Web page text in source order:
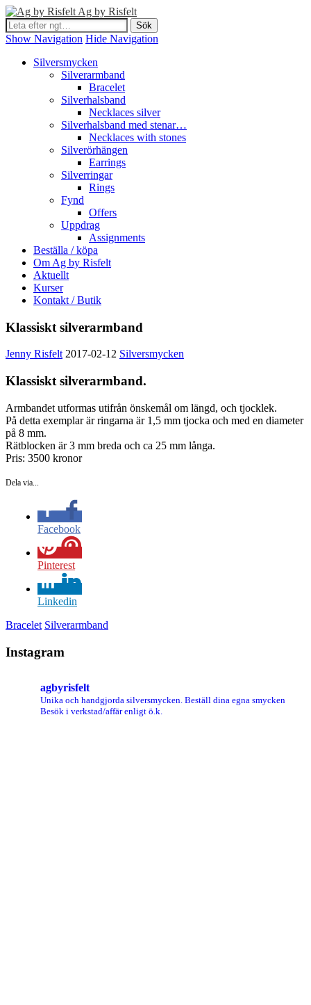
Ag by Risfelt
Show Navigation Hide Navigation
Silversmycken
Silverarmband
Bracelet
Silverhalsband
Necklaces silver
Silverhalsband med stenar…
Necklaces with stones
Silverörhängen
Earrings
Silverringar
Rings
Fynd
Offers
Uppdrag
Assignments
Beställa / köpa
Om Ag by Risfelt
Aktuellt
Kurser
Kontakt / Butik
Klassiskt silverarmband
Jenny Risfelt 2017-02-12 Silversmycken
Klassiskt silverarmband.
Armbandet utformas utifrån önskemål om längd, och tjocklek.
På detta exemplar är ringarna är 1,5 mm tjocka och med en diameter
på 8 mm.
Rätblocken är 3 mm breda och ca 25 mm långa.
Pris: 3500 kronor
Dela via...
Facebook
Pinterest
Linkedin
Bracelet Silverarmband
Instagram
agbyrisfelt
Unika och handgjorda silversmycken. Beställ dina egna smycken
Besök i verkstad/affär enligt ö.k.